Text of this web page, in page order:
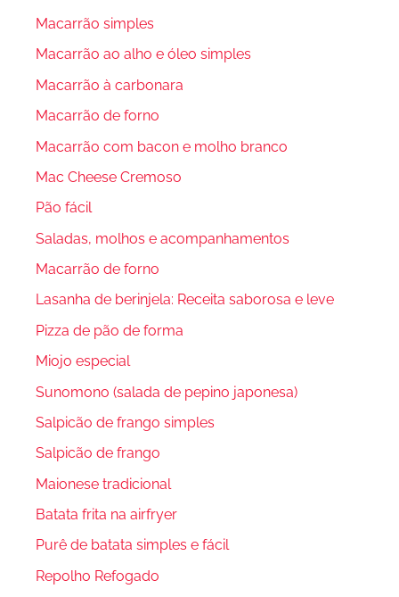
Macarrão simples
Macarrão ao alho e óleo simples
Macarrão à carbonara
Macarrão de forno
Macarrão com bacon e molho branco
Mac Cheese Cremoso
Pão fácil
Saladas, molhos e acompanhamentos
Macarrão de forno
Lasanha de berinjela: Receita saborosa e leve
Pizza de pão de forma
Miojo especial
Sunomono (salada de pepino japonesa)
Salpicão de frango simples
Salpicão de frango
Maionese tradicional
Batata frita na airfryer
Purê de batata simples e fácil
Repolho Refogado